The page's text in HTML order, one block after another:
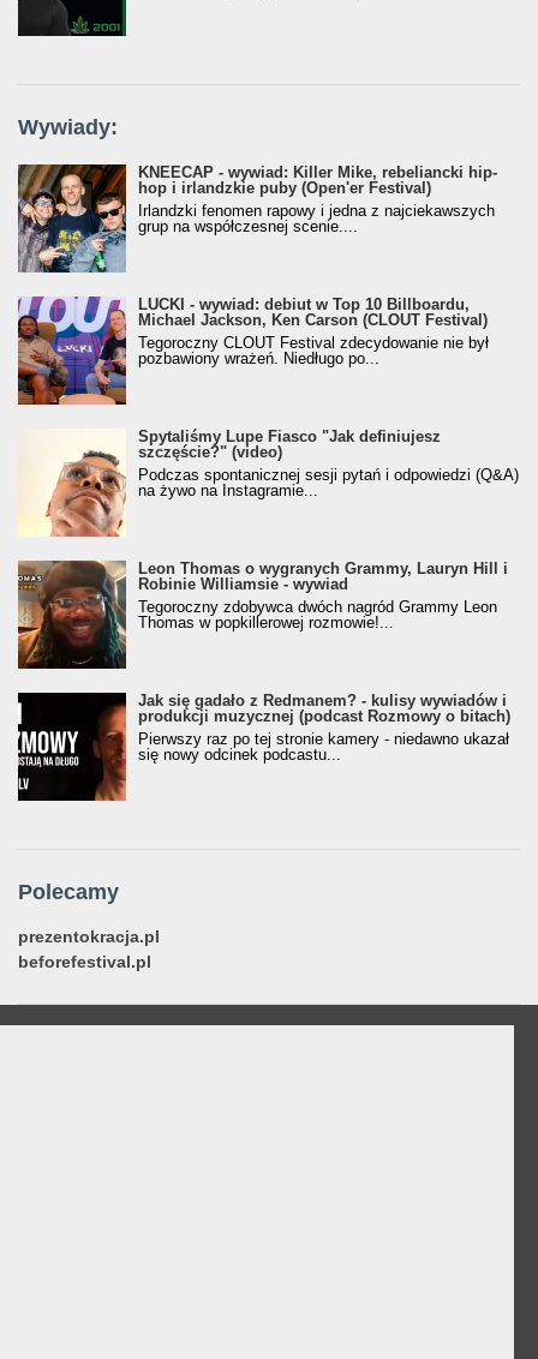
Wywiady:
KNEECAP - wywiad: Killer Mike, rebeliancki hip-
hop i irlandzkie puby (Open'er Festival)
Irlandzki fenomen rapowy i jedna z najciekawszych
grup na współczesnej scenie....
LUCKI - wywiad: debiut w Top 10 Billboardu,
Michael Jackson, Ken Carson (CLOUT Festival)
Tegoroczny CLOUT Festival zdecydowanie nie był
pozbawiony wrażeń. Niedługo po...
Spytaliśmy Lupe Fiasco "Jak definiujesz
szczęście?" (video)
Podczas spontanicznej sesji pytań i odpowiedzi (Q&A)
na żywo na Instagramie...
Leon Thomas o wygranych Grammy, Lauryn Hill i
Robinie Williamsie - wywiad
Tegoroczny zdobywca dwóch nagród Grammy Leon
Thomas w popkillerowej rozmowie!...
Jak się gadało z Redmanem? - kulisy wywiadów i
produkcji muzycznej (podcast Rozmowy o bitach)
Pierwszy raz po tej stronie kamery - niedawno ukazał
się nowy odcinek podcastu...
Polecamy
prezentokracja.pl
beforefestival.pl